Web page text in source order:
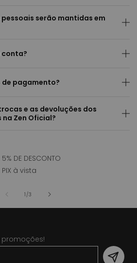
serão mantidas em
conta?
de pagamento?
e as devoluções dos
Zen Oficial?
5% DE DESCONTO
PIX à vista
1 /de
3